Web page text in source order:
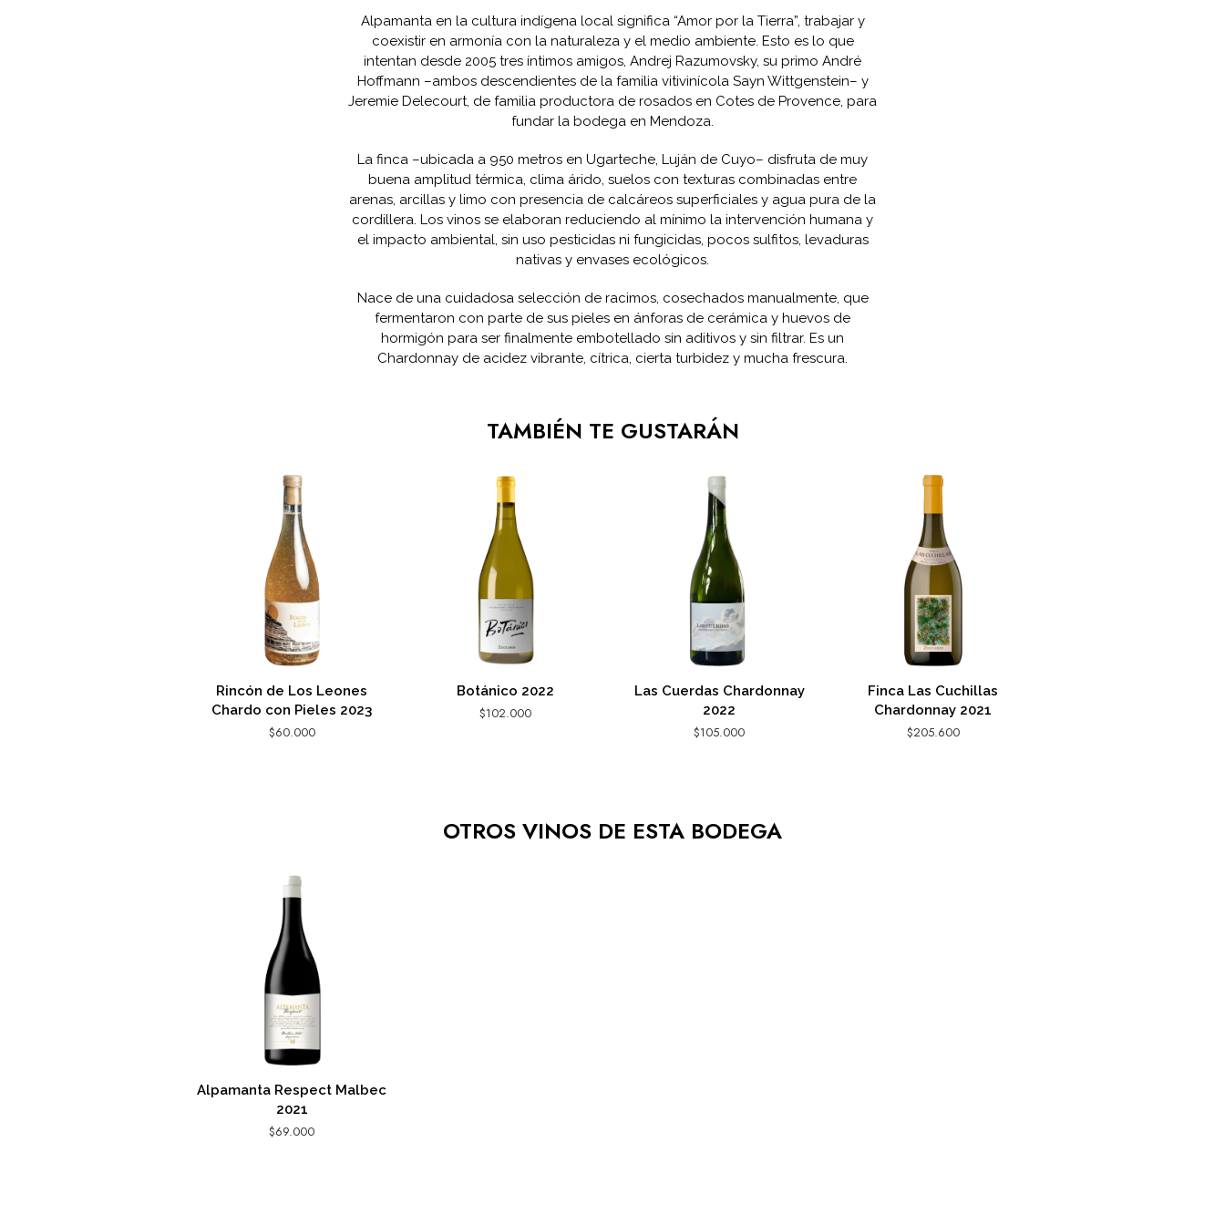
Alpamanta en la cultura indígena local significa “Amor por la Tierra”, trabajar y
coexistir en armonía con la naturaleza y el medio ambiente. Esto es lo que
intentan desde 2005 tres íntimos amigos, Andrej Razumovsky, su primo André
Hoffmann –ambos descendientes de la familia vitivinícola Sayn Wittgenstein– y
Jeremie Delecourt, de familia productora de rosados en Cotes de Provence, para
fundar la bodega en Mendoza.
La finca –ubicada a 950 metros en Ugarteche, Luján de Cuyo– disfruta de muy
buena amplitud térmica, clima árido, suelos con texturas combinadas entre
arenas, arcillas y limo con presencia de calcáreos superficiales y agua pura de la
cordillera. Los vinos se elaboran reduciendo al mínimo la intervención humana y
el impacto ambiental, sin uso pesticidas ni fungicidas, pocos sulfitos, levaduras
nativas y envases ecológicos.
Nace de una cuidadosa selección de racimos, cosechados manualmente, que
fermentaron con parte de sus pieles en ánforas de cerámica y huevos de
hormigón para ser finalmente embotellado sin aditivos y sin filtrar. Es un
Chardonnay de acidez vibrante, cítrica, cierta turbidez y mucha frescura.
TAMBIÉN TE GUSTARÁN
Rincón de Los Leones
Chardo con Pieles 2023
$60.000
Botánico 2022
$102.000
Las Cuerdas Chardonnay
2022
$105.000
Finca Las Cuchillas
Chardonnay 2021
$205.600
OTROS VINOS DE ESTA BODEGA
Alpamanta Respect Malbec
2021
$69.000